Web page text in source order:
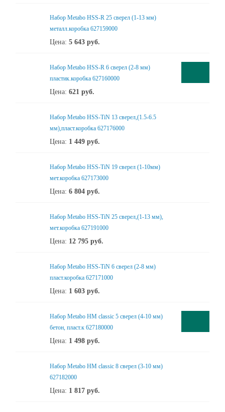
Набор Metabo HSS-R 25 сверел (1-13 мм)
металл.коробка 627159000
Цена: 5 643 руб.
Набор Metabo HSS-R 6 сверел (2-8 мм)
пластик.коробка 627160000
Цена: 621 руб.
Набор Metabo HSS-TiN 13 сверел,(1.5-6.5
мм),пласт.коробка 627176000
Цена: 1 449 руб.
Набор Metabo HSS-TiN 19 сверел (1-10мм)
мет.коробка 627173000
Цена: 6 804 руб.
Набор Metabo HSS-TiN 25 сверел,(1-13 мм),
мет.коробка 627191000
Цена: 12 795 руб.
Набор Metabo HSS-TiN 6 сверел (2-8 мм)
пласт.коробка 627171000
Цена: 1 603 руб.
Набор Metabo НМ classic 5 сверел (4-10 мм)
бетон, пласт.к 627180000
Цена: 1 498 руб.
Набор Metabo НМ classic 8 сверел (3-10 мм)
627182000
Цена: 1 817 руб.